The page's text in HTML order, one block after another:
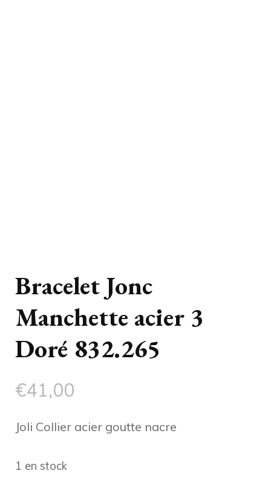
Bracelet Jonc
Manchette acier 3
Doré 832.265
€41,00
Joli Collier acier goutte nacre
1 en stock